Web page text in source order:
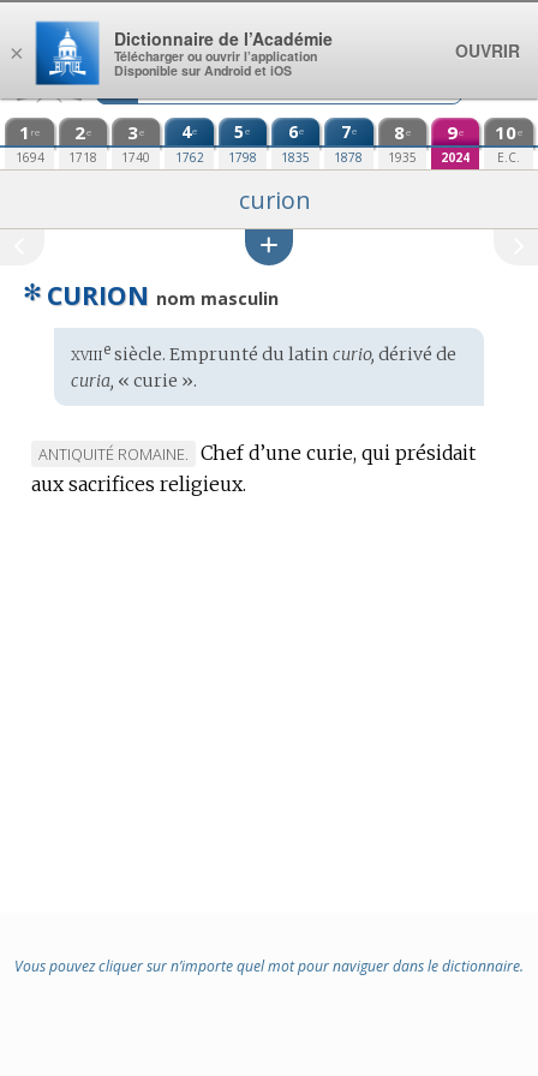
Aller au contenu
1 re
1694
2e
1718
3e
1740
4e
1762
5e
1798
6e
1835
7e
1878
8e
1935
9e
2024
10e
E.C.
curion
✻ CURION nom masculin
Étymologie
:
xviiiesiècle. Emprunté du latin curio, dérivé de
curia, « curie ».
MARQUE
DE
ANTIQUITÉ ROMAINE.
Chef d’une curie, qui présidait
aux sacrifices religieux.
Vous pouvez cliquer sur n’importe quel mot pour naviguer dans le dictionnaire.
×
Dictionnaire de l’Académie
Télécharger ou ouvrir l’application
Disponible sur Android et iOS
OUVRIR